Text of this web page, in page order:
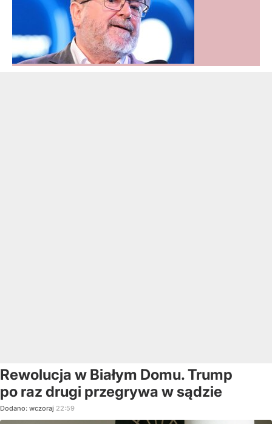
Rewolucja w Białym Domu. Trump
po raz drugi przegrywa w sądzie
Dodano: wczoraj 22:59